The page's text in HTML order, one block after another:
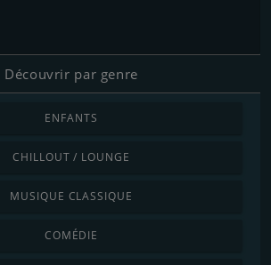
Découvrir par genre
ENFANTS
CHILLOUT / LOUNGE
MUSIQUE CLASSIQUE
COMÉDIE